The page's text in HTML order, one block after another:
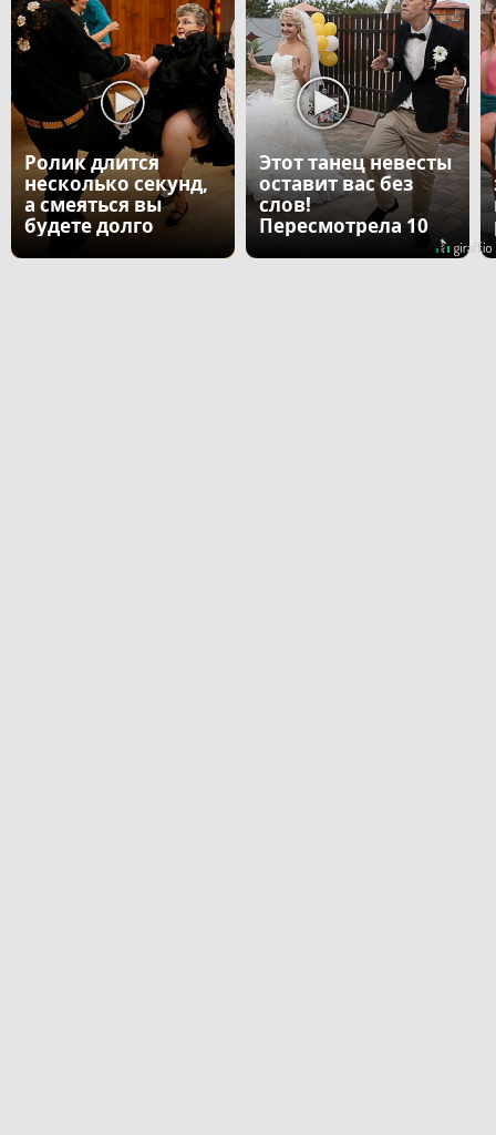
Ролик длится
несколько секунд,
а смеяться вы
будете долго
Этот танец невесты
оставит вас без
слов!
Пересмотрела 10